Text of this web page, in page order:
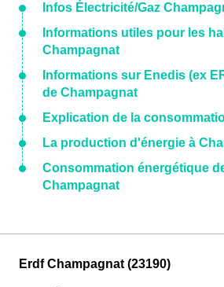
Infos Électricité/Gaz
Informations utiles pour les
Champagnat
Informations sur Enedis (ex
de Champagnat
Explication de la
La production d'énergie à
Consommation énergétique
Champagnat
Erdf Champagnat (23190)